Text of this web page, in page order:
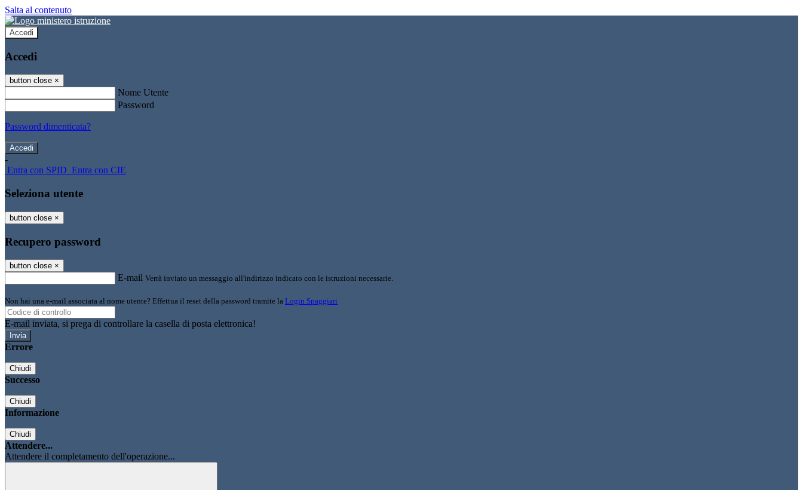
Salta al contenuto
Accedi
Accedi
button close ×
Nome Utente
Password
Password dimenticata?
-
Entra con SPID Entra con CIE
Seleziona utente
button close ×
Recupero password
button close ×
E-mail Verrà inviato un messaggio all'indirizzo indicato con le istruzioni necessarie.
Non hai una e-mail associata al nome utente? Effettua il reset della password tramite la Login Spaggiari
E-mail inviata, si prega di controllare la casella di posta elettronica!
Errore
Chiudi
Successo
Chiudi
Informazione
Chiudi
Attendere...
Attendere il completamento dell'operazione...